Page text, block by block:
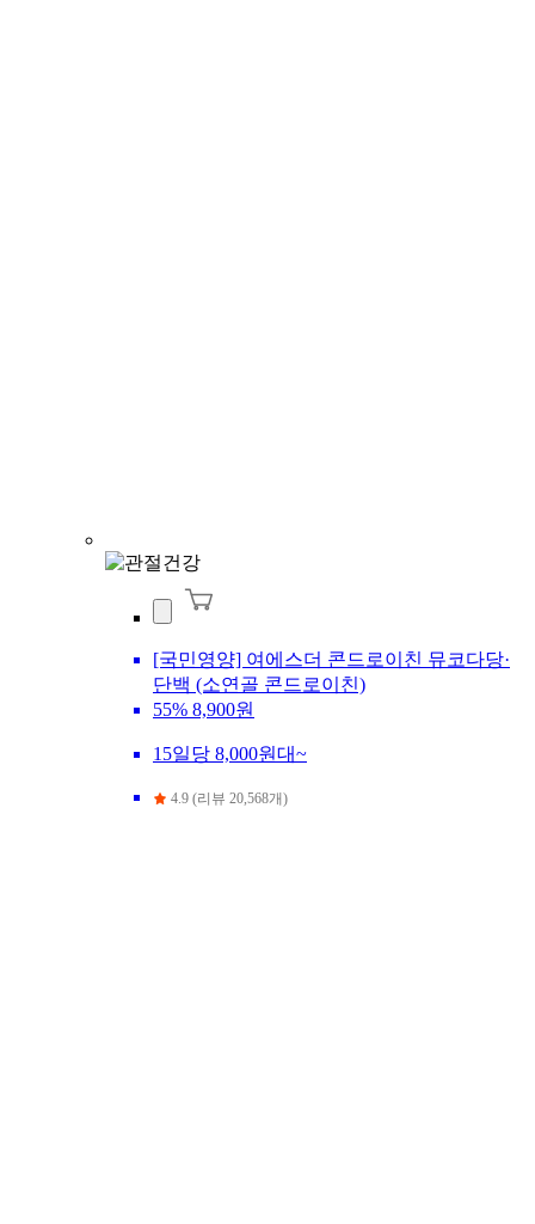
[국민영양] 여에스더 콘드로이친 뮤코다당·
단백 (소연골 콘드로이친)
55% 8,900원
15일당 8,000원대~
4.9 (리뷰 20,568개)